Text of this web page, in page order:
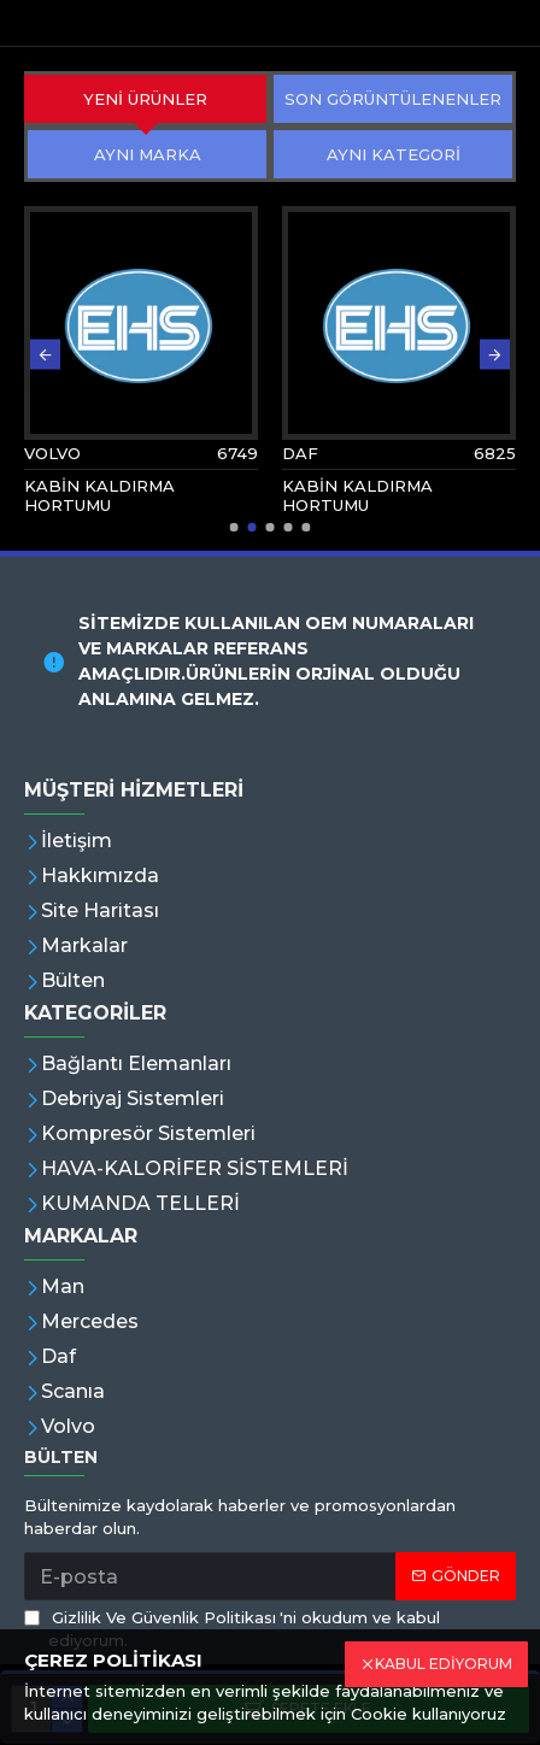
SEPETE EKLE
YENİ ÜRÜNLER SON GÖRÜNTÜLENENLER
AYNI MARKA AYNI KATEGORİ
VOLVO
6749
KABİN KALDIRMA
HORTUMU
DAF
6825
KABİN KALDIRMA
HORTUMU
SİTEMİZDE KULLANILAN OEM NUMARALARI
VE MARKALAR REFERANS
AMAÇLIDIR.ÜRÜNLERİN ORJİNAL OLDUĞU
ANLAMINA GELMEZ.
MÜŞTERI HIZMETLERI
İletişim
Hakkımızda
Site Haritası
Markalar
Bülten
KATEGORİLER
Bağlantı Elemanları
Debriyaj Sistemleri
Kompresör Sistemleri
HAVA-KALORİFER SİSTEMLERİ
KUMANDA TELLERİ
MARKALAR
Man
Mercedes
Daf
Scanıa
Volvo
BÜLTEN
Bültenimize kaydolarak haberler ve promosyonlardan
haberdar olun.
GÖNDER
Gizlilik Ve Güvenlik Politikası 'ni okudum ve kabul
ediyorum.
Copyright © 2019,Eren Hortum, Tüm Hakları Saklıdır
KABUL EDİYORUM
ÇEREZ POLİTİKASI
İnternet sitemizden en verimli şekilde faydalanabilmeniz ve
kullanıcı deneyiminizi geliştirebilmek için Cookie kullanıyoruz